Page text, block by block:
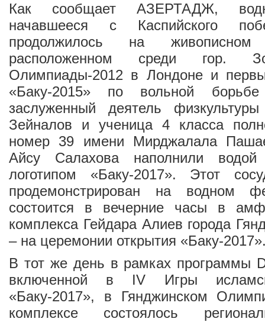
Как сообщает АЗЕРТАДЖ,
начавшееся с Каспийского
продолжилось на
расположенном среди гор.
Олимпиады-2012 в Лондоне и
«Баку-2015» по вольной
заслуженный деятель
Зейналов и ученица 4 класса
номер 39 имени Мирджалала
Айсу Салахова наполнили
логотипом «Баку-2017». Этот
продемонстрирован на водном
состоится в вечерние часы в
комплекса Гейдара Алиев города
– на церемонии открытия «Баку-
В тот же день в рамках программы
включенной в IV Игры
«Баку-2017», в Гянджинском
комплексе состоялось